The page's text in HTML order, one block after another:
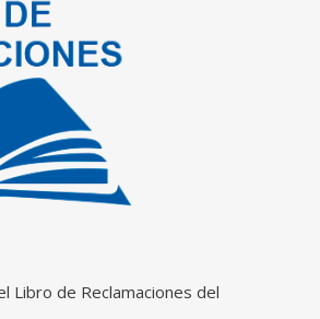
Libro de Reclamaciones del